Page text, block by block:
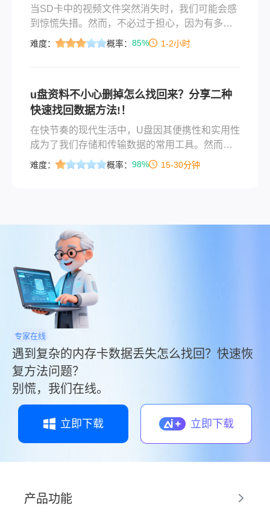
当SD卡中的视频文件突然消失时，我们可能会感
到惊慌失措。然而，不必过于担心，因为有多种
方法可以尝试恢复这些丢失的视频。那么sd卡视
难度： 概率： 85% 1-2小时
u盘资料不小心删掉怎么找回来？分享二种
快速找回数据方法!！
在快节奏的现代生活中，U盘因其便携性和实用性
成为了我们存储和传输数据的常用工具。然而，
误删除U盘上的重要文件是一种常见而又令人头疼
帮助你尝试恢复U盘上不慎删除的资料。
难度： 概率： 98% 15-30分钟
专家在线
遇到复杂的内存卡数据丢失怎么找回？快速恢
复方法问题？
别慌，我们在线。
立即下载 立即下载
产品功能